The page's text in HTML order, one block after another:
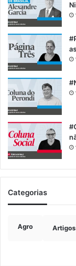
Categorias
Agro Artigos